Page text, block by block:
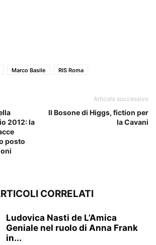
Marco Basile RIS Roma
2012: la
posto
Articolo successivo
Il Bosone di Higgs, fiction per
la Cavani
CORRELATI
Ludovica Nasti de L’Amica
Geniale nel ruolo di Anna Frank
in...